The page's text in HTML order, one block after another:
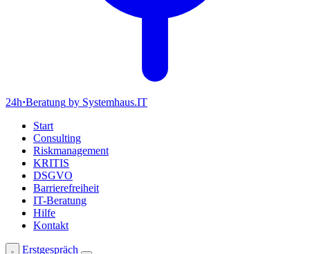
24h·Beratung by Systemhaus.IT
Start
Consulting
Riskmanagement
KRITIS
DSGVO
Barrierefreiheit
IT-Beratung
Hilfe
Kontakt
Erstgespräch